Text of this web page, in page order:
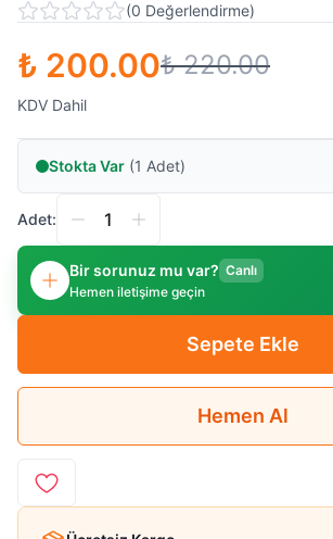
(0 Değerlendirme)
₺ 200.00₺ 220.00
KDV Dahil
Stokta Var (1 Adet)
Adet:
Bir sorunuz mu var? Canlı
Hemen iletişime geçin
Sepete Ekle
Hemen Al